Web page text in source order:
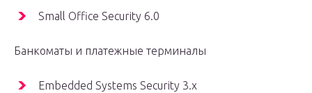
Small Office Security 6.0
Банкоматы и платежные терминалы
Embedded Systems Security 3.x